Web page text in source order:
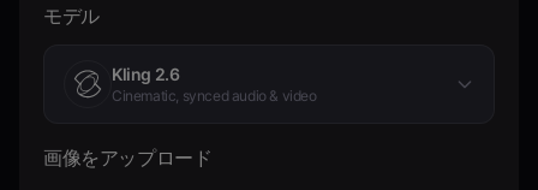
AIチャット
AI学習
AI画像
モデル
Kling 2.6
Cinematic, synced audio & video
画像をアップロード